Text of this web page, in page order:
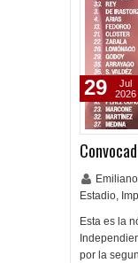
Estadio,
Esta es la
por la
29
Jul
2026